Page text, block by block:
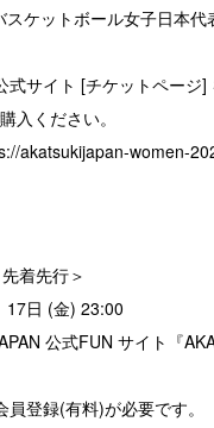
ケットボール女子日本代
サイト [チケットページ
入ください。
akatsukijapan-women-
着先行＞
17日 (金) 23:00
公式FUN サイト『
登録(有料)が必要です。